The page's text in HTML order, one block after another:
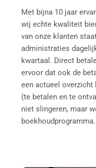
Met bijna 10 jaar
wij echte kwaliteit
van onze klanten
administraties
kwartaal. Direct
ervoor dat ook de
een actueel overzicht
(te betalen en te
niet slingeren, maar